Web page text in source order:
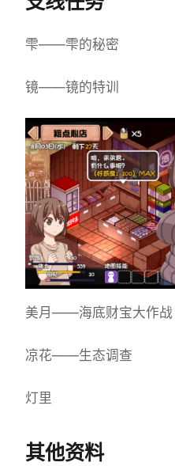
雫——雫的秘密
镜——镜的特训
美月——海底财宝大作战
凉花——生态调查
灯里
其他资料